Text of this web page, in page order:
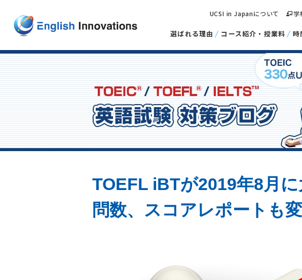
選ばれる理由 コース紹介・授業料 時
UCSI in Japanについて 学
TOEFL iBTが2019年8月
問数、スコアレポートも